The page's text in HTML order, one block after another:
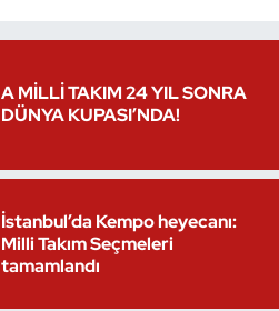
A MİLLİ TAKIM 24 YIL SONRA
DÜNYA KUPASI’NDA!
İstanbul’da Kempo heyecanı:
Milli Takım Seçmeleri
tamamlandı